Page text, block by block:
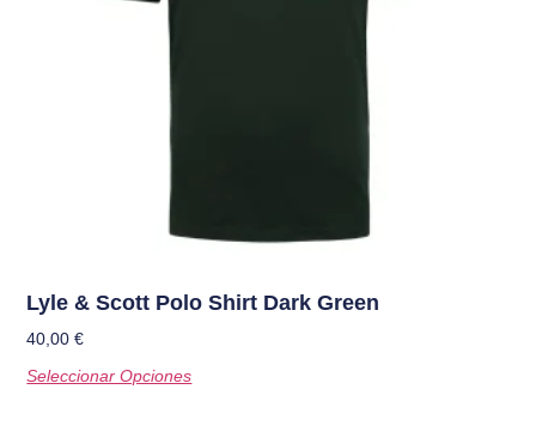
Lyle & Scott Polo Shirt Dark Green
40,00€
Seleccionar Opciones